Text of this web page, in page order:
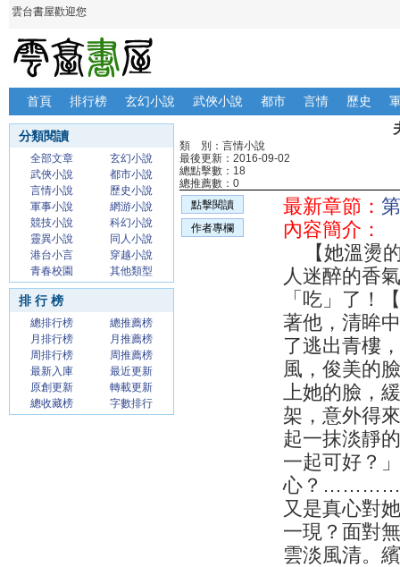
雲台書屋歡迎您
首頁 排行榜 玄幻小說 武俠小說 都市 言情 歷史
分類閱讀
全部文章
玄幻小說
武俠小說
都市小說
言情小說
歷史小說
軍事小說
網游小說
競技小說
科幻小說
靈異小說
同人小說
港台小言
穿越小說
青春校園
其他類型
排 行 榜
總排行榜
總推薦榜
月排行榜
月推薦榜
周排行榜
周推薦榜
最新入庫
最近更新
原創更新
轉載更新
總收藏榜
字數排行
類 別：言情小說
最後更新：2016-09-02
總點擊數：18
總推薦數：0
點擊閱讀
作者專欄
最新章節：
內容簡介：
【她溫燙
人迷醉的香
「吃」了！
著他，清眸
了逃出青樓
風，俊美的
上她的臉，
架，意外得
起一抹淡靜
一起可好？
心？…………美
又是真心對
一現？面對
雲淡風清。